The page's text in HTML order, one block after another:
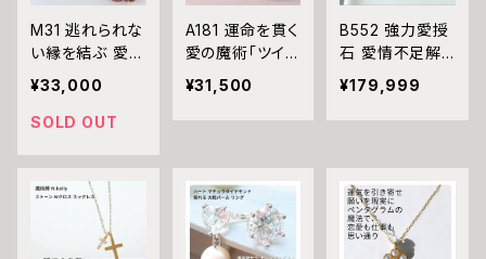
お守り おまじな
い 成就 成功 仕
事 出世 入試 気
意志 意思 意欲
熱意 生気 覇気
符
術 開運 強運 本
物 パワーストー
ン お守り 強力
ル 蝶々 魔術 魔
法 黒魔術 自己
改革 変わる 大
開運 浄化 成功
け 魔除け
M31 逃れられな
い縁を結ぶ 愛さ
れる光を纏う
「天衣縁花」マザ
ーオブパール フ
ェーン クリスタ
ルメッシュコード
祈祷 ロング ネッ
クレス 祈祷師澪
¥33,000
SOLD OUT
A181 運命を貫く
愛の魔術「ツイン
レイの絆」ハート
スワロフスキー
クリスタル ビジ
クレス 魔術ネッ
クレス 魔術師
アリエル オープ
ンハート 魔術師
¥31,500
B552 強力愛授
石 愛情不足解
消 愛情が降り注
ぐ ぷっくりハート
LOVEリバーサ
ヤモンド 0.1ct
ネックレス K10
復縁・略奪・人間
関係 円満 悪魔
¥179,999